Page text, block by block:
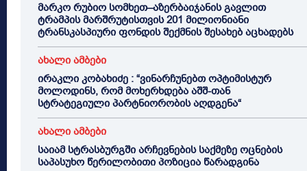
მარკო რუბიო სომხეთ–აზერბაიჯანის გავლით
ტრამპის მარშრუტისთვის 201 მილიონიანი
ტრანსკასპიური ფონდის შექმნის შესახებ აცხადებს
ახალი ამბები
ირაკლი კობახიძე : “ვინარჩუნებთ ოპტიმისტურ
მოლოდინს, რომ მოხერხდება აშშ-თან
სტრატეგიული პარტნიორობის აღდგენა“
ახალი ამბები
საიამ სტრასბურგში არჩევნების საქმეზე ოცნების
საპასუხო წერილობითი პოზიცია წარადგინა